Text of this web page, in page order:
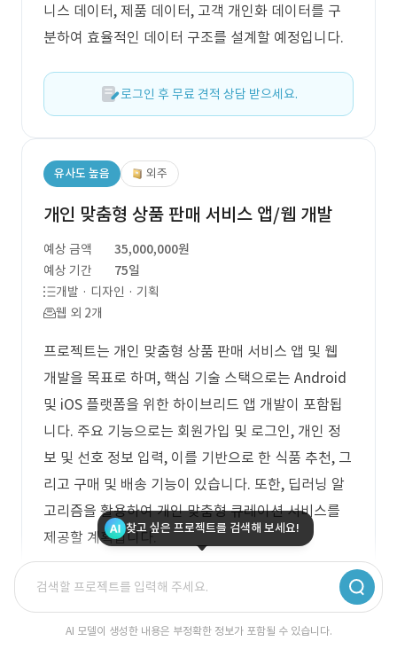
니스 데이터, 제품 데이터, 고객 개인화 데이터를 구
분하여 효율적인 데이터 구조를 설계할 예정입니다.
로그인 후 무료 견적 상담 받으세요.
유사도 높음 외주
개인 맞춤형 상품 판매 서비스 앱/웹 개발
예상 금액
35,000,000원
예상 기간
75일
개발 · 디자인 · 기획
웹 외 2개
프로젝트는 개인 맞춤형 상품 판매 서비스 앱 및 웹
개발을 목표로 하며, 핵심 기술 스택으로는 Android
및 iOS 플랫폼을 위한 하이브리드 앱 개발이 포함됩
니다. 주요 기능으로는 회원가입 및 로그인, 개인 정
보 및 선호 정보 입력, 이를 기반으로 한 식품 추천, 그
리고 구매 및 배송 기능이 있습니다. 또한, 딥러닝 알
고리즘을 활용하여 개인 맞춤형 큐레이션 서비스를
제공할 계획입니다.
로그인 후 무료 견적 상담 받으세요.
찾고 싶은 프로젝트를 검색해 보세요!
AI 모델이 생성한 내용은 부정확한 정보가 포함될 수 있습니다.